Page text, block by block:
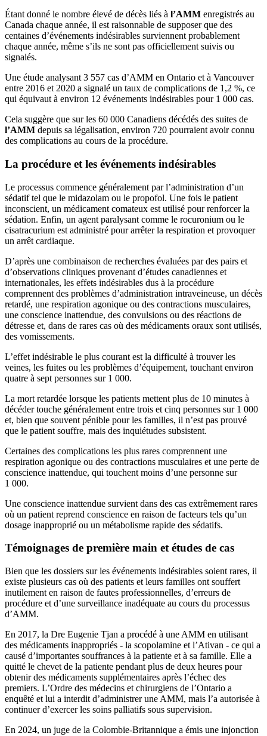
Étant donné le nombre élevé de décès liés à l’AMM enregistrés au
Canada chaque année, il est raisonnable de supposer que des
centaines d’événements indésirables surviennent probablement
chaque année, même s’ils ne sont pas officiellement suivis ou
signalés.
Une étude analysant 3 557 cas d’AMM en Ontario et à Vancouver
entre 2016 et 2020 a signalé un taux de complications de 1,2 %, ce
qui équivaut à environ 12 événements indésirables pour 1 000 cas.
Cela suggère que sur les 60 000 Canadiens décédés des suites de
l’AMM depuis sa légalisation, environ 720 pourraient avoir connu
des complications au cours de la procédure.
La procédure et les événements indésirables
Le processus commence généralement par l’administration d’un
sédatif tel que le midazolam ou le propofol. Une fois le patient
inconscient, un médicament comateux est utilisé pour renforcer la
sédation. Enfin, un agent paralysant comme le rocuronium ou le
cisatracurium est administré pour arrêter la respiration et provoquer
un arrêt cardiaque.
D’après une combinaison de recherches évaluées par des pairs et
d’observations cliniques provenant d’études canadiennes et
internationales, les effets indésirables dus à la procédure
comprennent des problèmes d’administration intraveineuse, un décès
retardé, une respiration agonique ou des contractions musculaires,
une conscience inattendue, des convulsions ou des réactions de
détresse et, dans de rares cas où des médicaments oraux sont utilisés,
des vomissements.
L’effet indésirable le plus courant est la difficulté à trouver les
veines, les fuites ou les problèmes d’équipement, touchant environ
quatre à sept personnes sur 1 000.
La mort retardée lorsque les patients mettent plus de 10 minutes à
décéder touche généralement entre trois et cinq personnes sur 1 000
et, bien que souvent pénible pour les familles, il n’est pas prouvé
que le patient souffre, mais des inquiétudes subsistent.
Certaines des complications les plus rares comprennent une
respiration agonique ou des contractions musculaires et une perte de
conscience inattendue, qui touchent moins d’une personne sur
1 000.
Une conscience inattendue survient dans des cas extrêmement rares
où un patient reprend conscience en raison de facteurs tels qu’un
dosage inapproprié ou un métabolisme rapide des sédatifs.
Témoignages de première main et études de cas
Bien que les dossiers sur les événements indésirables soient rares, il
existe plusieurs cas où des patients et leurs familles ont souffert
inutilement en raison de fautes professionnelles, d’erreurs de
procédure et d’une surveillance inadéquate au cours du processus
d’AMM.
En 2017, la Dre Eugenie Tjan a procédé à une AMM en utilisant
des médicaments inappropriés - la scopolamine et l’Ativan - ce qui a
causé d’importantes souffrances à la patiente et à sa famille. Elle a
quitté le chevet de la patiente pendant plus de deux heures pour
obtenir des médicaments supplémentaires après l’échec des
premiers. L’Ordre des médecins et chirurgiens de l’Ontario a
enquêté et lui a interdit d’administrer une AMM, mais l’a autorisée à
continuer d’exercer les soins palliatifs sous supervision.
En 2024, un juge de la Colombie-Britannique a émis une injonction